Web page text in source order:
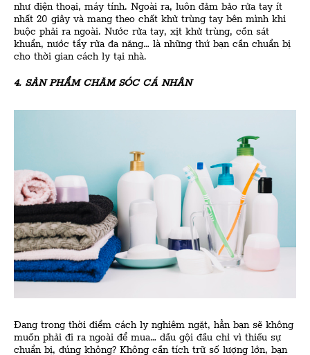
như điện thoại, máy tính. Ngoài ra, luôn đảm bảo rửa tay ít
nhất 20 giây và mang theo chất khử trùng tay bên mình khi
buộc phải ra ngoài. Nước rửa tay, xịt khử trùng, cồn sát
khuẩn, nước tẩy rửa đa năng… là những thứ bạn cần chuẩn bị
cho thời gian cách ly tại nhà.
4. SẢN PHẨM CHĂM SÓC CÁ NHÂN
Đang trong thời điểm cách ly nghiêm ngặt, hẳn bạn sẽ không
muốn phải đi ra ngoài để mua… dầu gội đầu chỉ vì thiếu sự
chuẩn bị, đúng không? Không cần tích trữ số lượng lớn, bạn